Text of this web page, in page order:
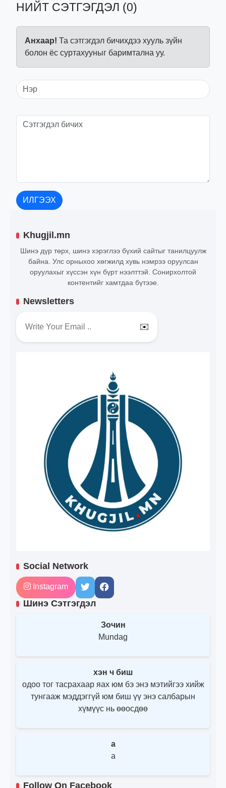
НИЙТ СЭТГЭГДЭЛ (0)
Анхаар! Та сэтгэгдэл бичихдээ хууль зүйн
болон ёс суртахууныг баримтална уу.
ИЛГЭЭХ
Khugjil.mn
Шинэ дүр төрх, шинэ хэрэглээ бүхий сайтыг танилцуулж
байна. Улс орныхоо хөгжилд хувь нэмрээ оруулсан
оруулахыг хүссэн хүн бүрт нээлттэй. Сонирхолтой
контентийг хамтдаа бүтээе.
Newsletters
✉️
Social Network
Instagram
Шинэ Сэтгэгдэл
Зочин
Mundag
хэн ч биш
одоо тог тасрахаар яах юм бэ энэ мэтийгээ хийж
тунгааж мэддэггүй юм биш үү энэ салбарын
хүмүүс нь өөосдөө
a
a
Follow On Facebook